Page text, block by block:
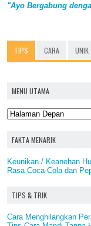
"Ayo Bergabung
TIPS CARA UNIK
MENU UTAMA
FAKTA MENARIK
Keunikan / Keanehan
Rasa Coca-Cola dan
TIPS & TRIK
Cara Menghilangkan